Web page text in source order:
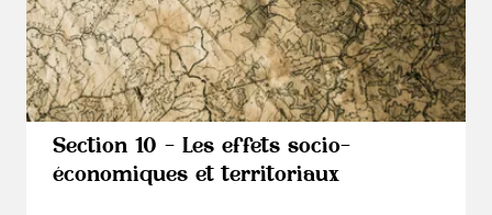
Section 10 - Les effets socio-
économiques et territoriaux